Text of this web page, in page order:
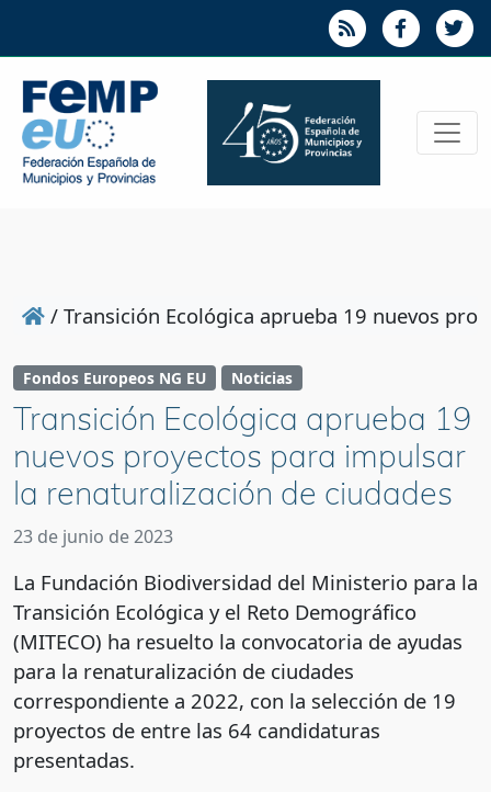
/ Transición Ecológica aprueba 19 nuevos
Fondos Europeos NG EU Noticias
Transición Ecológica aprueba 19
nuevos proyectos para impulsar
la renaturalización de ciudades
23 de junio de 2023
La Fundación Biodiversidad del Ministerio para la
Transición Ecológica y el Reto Demográfico
(MITECO) ha resuelto la convocatoria de ayudas
para la renaturalización de ciudades
correspondiente a 2022, con la selección de 19
proyectos de entre las 64 candidaturas
presentadas.